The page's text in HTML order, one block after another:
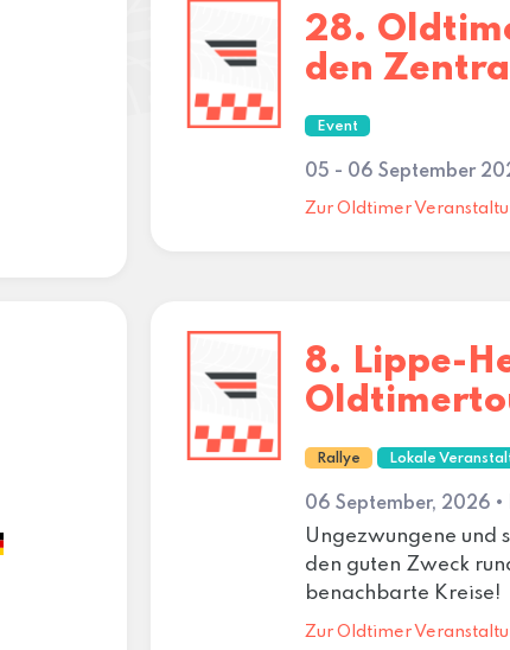
28.
den
Event
05 - 06 September
Zur Oldtimer
8. Lippe-
Rallye Lokale
06 September, 2026 •
Ungezwungene und
den guten Zweck
benachbarte Kreise!
Zur Oldtimer